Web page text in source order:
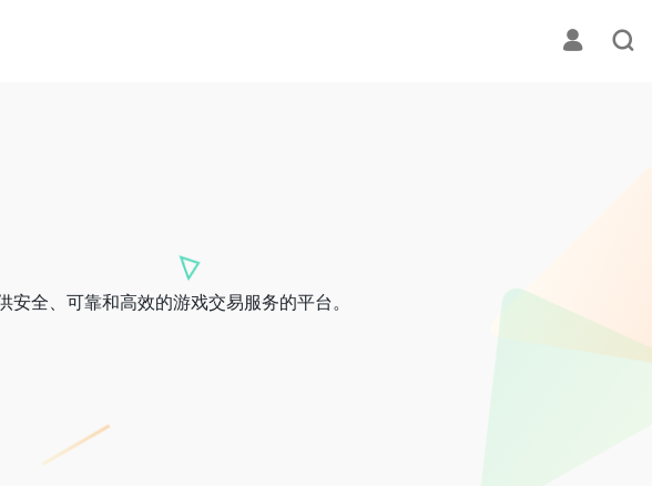
全、可靠和高效的游戏交易服务的平台。